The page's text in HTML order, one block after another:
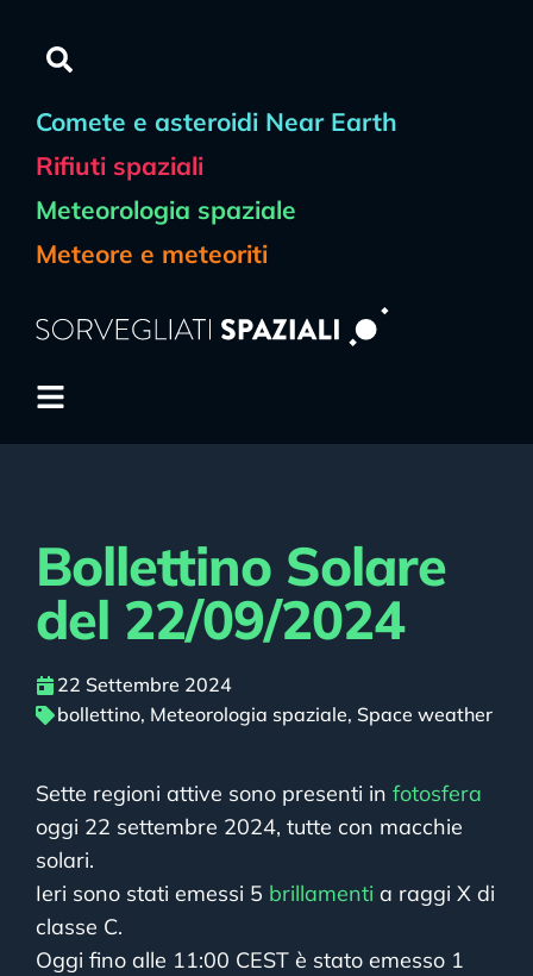
Comete e asteroidi Near Earth
Rifiuti spaziali
Meteorologia spaziale
Meteore e meteoriti
Bollettino Solare
del 22/09/2024
22 Settembre 2024
bollettino, Meteorologia spaziale, Space weather
Sette regioni attive sono presenti in fotosfera
oggi 22 settembre 2024, tutte con macchie
solari.
Ieri sono stati emessi 5 brillamenti a raggi X di
classe C.
Oggi fino alle 11:00 CEST è stato emesso 1